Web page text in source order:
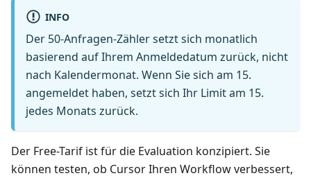
INFO
Der 50-Anfragen-Zähler setzt sich monatlich
basierend auf Ihrem Anmeldedatum zurück, nicht
nach Kalendermonat. Wenn Sie sich am 15.
angemeldet haben, setzt sich Ihr Limit am 15.
jedes Monats zurück.
Der Free-Tarif ist für die Evaluation konzipiert. Sie
können testen, ob Cursor Ihren Workflow verbessert,